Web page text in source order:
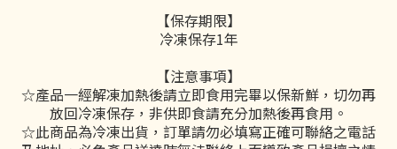
【保存期限】
冷凍保存1年
【注意事項】
☆產品一經解凍加熱後請立即食用完畢以保新鮮，切勿再
放回冷凍保存，非供即食請充分加熱後再食用。
☆此商品為冷凍出貨，訂單請勿必填寫正確可聯絡之電話